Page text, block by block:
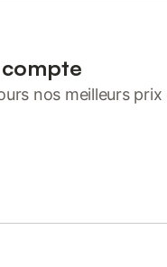
compte
nos meilleurs prix